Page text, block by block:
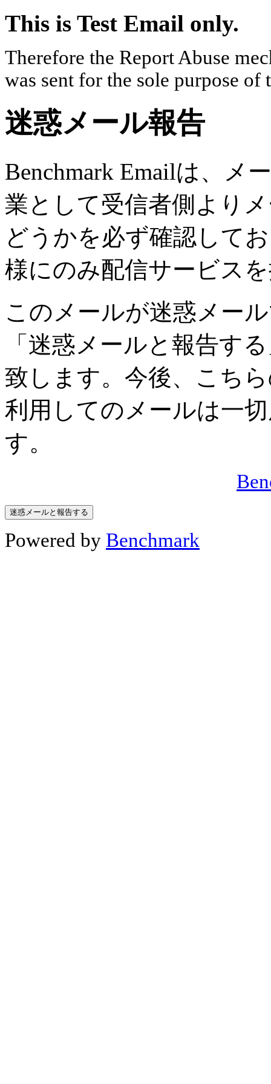
This is Test Email only.
Therefore the Report Abuse
was sent for the sole purpose of
迷惑メール報告
Benchmark Emailは、メ
業として受信者側より
どうかを必ず確認して
様にのみ配信サービス
このメールが迷惑メー
「迷惑メールと報告す
致します。今後、こち
利用してのメールは一
す。
Powered by Benchmark